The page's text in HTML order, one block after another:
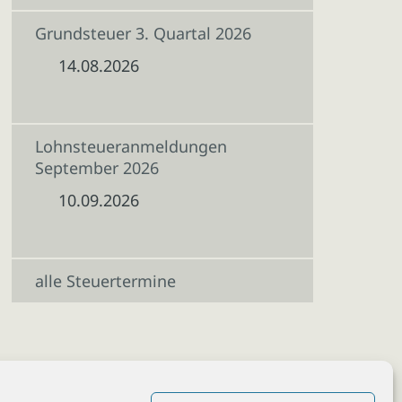
Grundsteuer 3. Quartal 2026
14.08.2026
Lohnsteueranmeldungen
September 2026
10.09.2026
alle Steuertermine